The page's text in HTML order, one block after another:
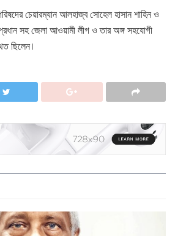
চেয়ারম্যান আলহাজ্ব সোহেল হাসান শাহিন ও
সহ জেলা আওয়ামী লীগ ও তার অঙ্গ সহযোগী
ছিলেন।